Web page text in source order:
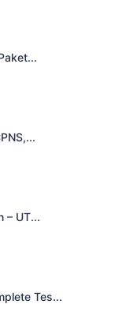
– UT...
Tes...